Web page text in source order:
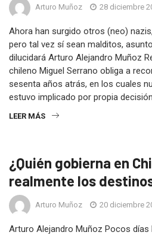
Arturo Muñoz 28 diciembre
Ahora han surgido otros (neo)
pero tal vez sí sean malditos,
dilucidará Arturo Alejandro Muñoz
chileno Miguel Serrano obliga a
sesenta años atrás, en los cuales
estuvo implicado por propia
LEER MÁS
¿Quién gobierna en
realmente los
Arturo Muñoz 20 diciembre
Arturo Alejandro Muñoz Pocos días